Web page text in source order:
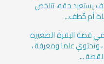
حقه، تتلخص
أم خُطف...
قصة البقرة الصغيرة
وتحتوي علما ومعرفة ،
...